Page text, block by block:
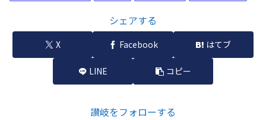
シェアする
X Facebook はてブ
LINE コピー
讃岐をフォローする